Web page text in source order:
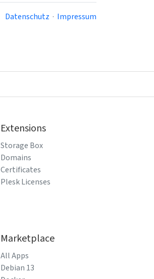
Datenschutz · Impressum
Extensions
Storage Box
Domains
Certificates
Plesk Licenses
Marketplace
All Apps
Debian 13